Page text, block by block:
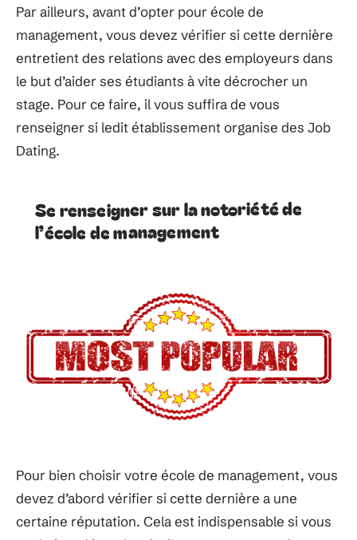
Par ailleurs, avant d’opter pour école de
management, vous devez vérifier si cette dernière
entretient des relations avec des employeurs dans
le but d’aider ses étudiants à vite décrocher un
stage. Pour ce faire, il vous suffira de vous
renseigner si ledit établissement organise des Job
Dating.
Se renseigner sur la notoriété de
l’école de management
Pour bien choisir votre école de management, vous
devez d’abord vérifier si cette dernière a une
certaine réputation. Cela est indispensable si vous